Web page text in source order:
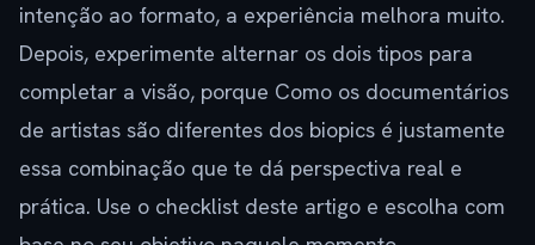
intenção ao formato, a experiência melhora muito.
Depois, experimente alternar os dois tipos para
completar a visão, porque Como os documentários
de artistas são diferentes dos biopics é justamente
essa combinação que te dá perspectiva real e
prática. Use o checklist deste artigo e escolha com